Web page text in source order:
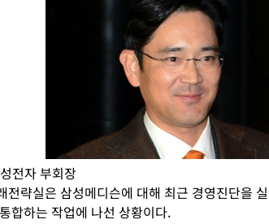
전자 부회장
전략실은 삼성메디슨에 대해 최근 경영진단을
합하는 작업에 나선 상황이다.